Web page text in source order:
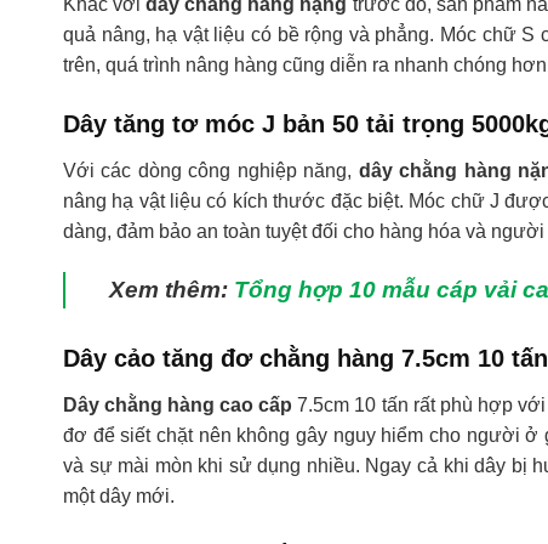
quả nâng, hạ vật liệu có bề rộng và phẳng. Móc chữ
trên, quá trình nâng hàng cũng diễn ra nhanh chóng
Dây tăng tơ móc J bản 50 tải trọng
Với các dòng công nghiệp năng, dây chằng hàng
nâng hạ vật liệu có kích thước đặc biệt. Móc chữ J
dàng, đảm bảo an toàn tuyệt đối cho hàng hóa và
Xem thêm: Tổng hợp 10 mẫu cáp vải
Dây cảo tăng đơ chằng hàng 7.5cm 10 tấn
Dây chằng hàng cao cấp 7.5cm 10 tấn rất phù hợp
đơ để siết chặt nên không gây nguy hiểm cho người
và sự mài mòn khi sử dụng nhiều. Ngay cả khi dây bị
một dây mới.